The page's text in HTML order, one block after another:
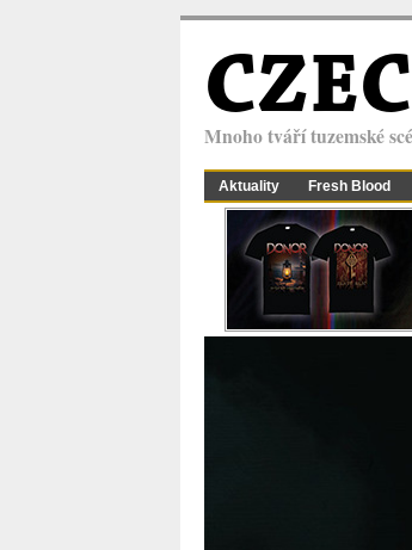
Mnoho tváří tuzemské
Aktuality Fresh Blood